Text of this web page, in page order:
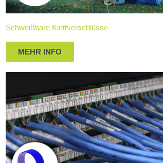
Schweißbare Klettverschlüsse
MEHR INFO